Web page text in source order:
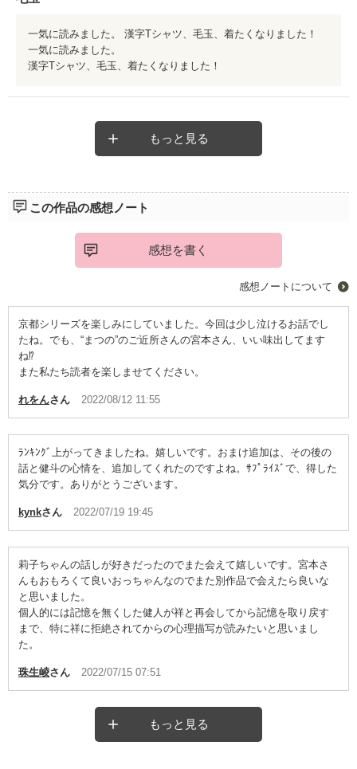
一気に読みました。 漢字Tシャツ、毛玉、着たくなりました！
一気に読みました。
漢字Tシャツ、毛玉、着たくなりました！
もっと見る
この作品の感想ノート
感想を書く
感想ノートについて
京都シリーズを楽しみにしていました。今回は少し泣けるお話でし
たね。でも、“まつの”のご近所さんの宮本さん、いい味出してます
ね⁉️
また私たち読者を楽しませてください。
れをんさん 2022/08/12 11:55
ﾗﾝｷﾝｸﾞ上がってきましたね。嬉しいです。おまけ追加は、その後の
話と健斗の心情を、追加してくれたのですよね。ｻﾌﾟﾗｲｽﾞで、得した
気分です。ありがとうございます。
kynkさん 2022/07/19 19:45
莉子ちゃんの話しが好きだったのでまた会えて嬉しいです。宮本さ
んもおもろくて良いおっちゃんなのでまた別作品で会えたら良いな
と思いました。
個人的には記憶を無くした健人が祥と再会してから記憶を取り戻す
まで、特に祥に拒絶されてからの心理描写が読みたいと思いまし
た。
珠生崚さん 2022/07/15 07:51
もっと見る